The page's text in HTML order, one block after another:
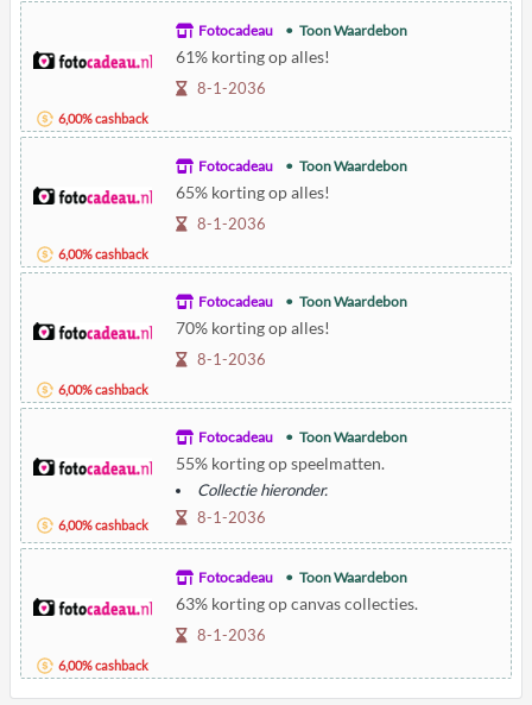
6,00% cashback
Fotocadeau Toon Waardebon
61% korting op alles!
8-1-2036
6,00% cashback
Fotocadeau Toon Waardebon
65% korting op alles!
8-1-2036
6,00% cashback
Fotocadeau Toon Waardebon
70% korting op alles!
8-1-2036
6,00% cashback
Fotocadeau Toon Waardebon
55% korting op speelmatten.
Collectie hieronder.
8-1-2036
6,00% cashback
Fotocadeau Toon Waardebon
63% korting op canvas collecties.
8-1-2036